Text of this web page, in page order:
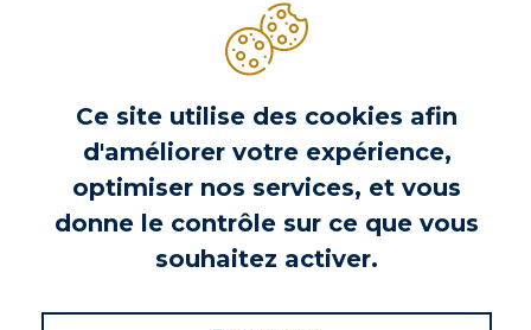
Ce site utilise des cookies afin
d'améliorer votre expérience,
optimiser nos services, et vous
donne le contrôle sur ce que vous
souhaitez activer.
La Cour d'Orgères sélectionne minutieusement les fruits, pour des
confitures audacieuses et gourmandes... Laissez-vous tenter !
INGRÉDIENTS
abricots 63%, sucre
INFORMATIONS NUTRITIONNELLES
INFORMATIONS PRODUIT